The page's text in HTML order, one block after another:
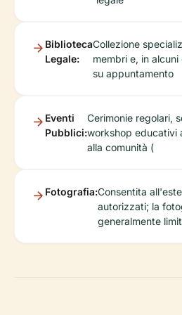
Biblioteca
Legale:
Collezione
membri e, in
su appuntamento
Eventi
Pubblici:
Cerimonie regolari,
workshop educativi
alla comunità (
Fotografia:Consentita
autorizzati; la
generalmente